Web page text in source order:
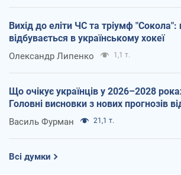
Вихід до еліти ЧС та тріумф
відбувається в українському хокеї
Олександр Липенко 1,1 т.
Що очікує українців у 2026–2028
Головні висновки з нових прогнозів
Василь Фурман 21,1 т.
Всі думки